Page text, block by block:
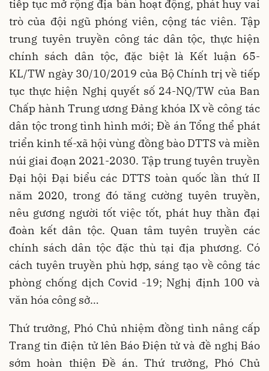
tiếp tục mở rộng địa bàn hoạt động, phát huy vai
trò của đội ngũ phóng viên, cộng tác viên. Tập
trung tuyên truyền công tác dân tộc, thực hiện
chính sách dân tộc, đặc biệt là Kết luận 65-
KL/TW ngày 30/10/2019 của Bộ Chính trị về tiếp
tục thực hiện Nghị quyết số 24-NQ/TW của Ban
Chấp hành Trung ương Đảng khóa IX về công tác
dân tộc trong tình hình mới; Đề án Tổng thể phát
triển kinh tế-xã hội vùng đồng bào DTTS và miền
núi giai đoạn 2021-2030. Tập trung tuyên truyền
Đại hội Đại biểu các DTTS toàn quốc lần thứ II
năm 2020, trong đó tăng cường tuyên truyền,
nêu gương người tốt việc tốt, phát huy thần đại
đoàn kết dân tộc. Quan tâm tuyên truyền các
chính sách dân tộc đặc thù tại địa phương. Có
cách tuyên truyền phù hợp, sáng tạo về công tác
phòng chống dịch Covid -19; Nghị định 100 và
văn hóa công sở…
Thứ trưởng, Phó Chủ nhiệm đồng tình nâng cấp
Trang tin điện tử lên Báo Điện tử và đề nghị Báo
sớm hoàn thiện Đề án. Thứ trưởng, Phó Chủ